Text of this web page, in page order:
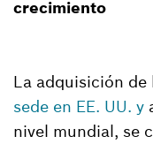
crecimiento
La adquisición de
sede en EE. UU. y
nivel mundial, se